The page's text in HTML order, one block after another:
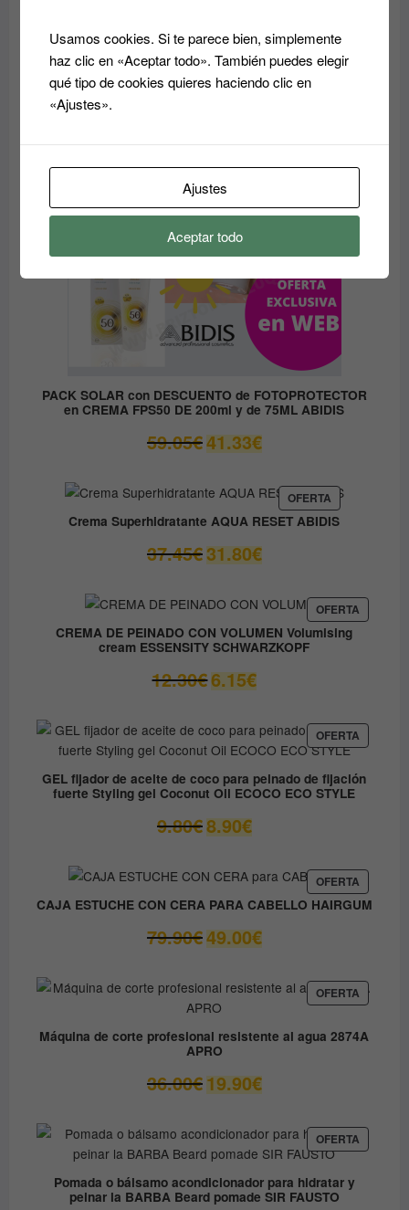
hasta
14.50€
Sealing Lotion 1L: Reparación y Color
37.00€El
precio
14.80€El
precio
PACK SOLAR con DESCUENTO de FOTOPROTECTOR
en CREMA FPS50 DE 200ml y de 75ML ABIDIS
59.05€ El
precio
era:
59.05€.
41.33€El
precio
es:
41.33€.
OFERTAPRODUCTO
EN
Crema Superhidratante AQUA RESET ABIDIS
37.45€ El
precio
era:
37.45€.
31.80€El
precio
es:
31.80€.
OFERTA
EN
CREMA DE PEINADO CON VOLUMEN Volumising
cream ESSENSITY SCHWARZKOPF
12.30€El
precio
era:
12.30€.
6.15€El
precio
es:
6.15€.
OFERTA
EN
GEL fijador de aceite de coco para peinado de fijación
fuerte Styling gel Coconut Oil ECOCO ECO STYLE
9.80€ El
precio
era:
9.80€.
8.90€El
precio
es:
8.90€.
OFERTA
EN
CAJA ESTUCHE CON CERA PARA CABELLO HAIRGUM
79.90€ El
precio
era:
79.90€.
49.00€El
precio
es:
OFERTA
EN
Máquina de corte profesional resistente al agua 2874A
APRO
36.00€ El
precio
era:
36.00€.
19.90€El
precio
es:
19.90€.
OFERTA
EN
Pomada o bálsamo acondicionador para hidratar y
peinar la BARBA Beard pomade SIR FAUSTO
Usamos cookies. Si te parece bien, simplemente
haz clic en «Aceptar todo». También puedes elegir
qué tipo de cookies quieres haciendo clic en
«Ajustes».
Ajustes
Aceptar todo